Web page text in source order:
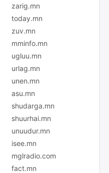
zarig.mn
today.mn
zuv.mn
mminfo.mn
ugluu.mn
urlag.mn
unen.mn
asu.mn
shudarga.mn
shuurhai.mn
unuudur.mn
isee.mn
mglradio.com
fact.mn